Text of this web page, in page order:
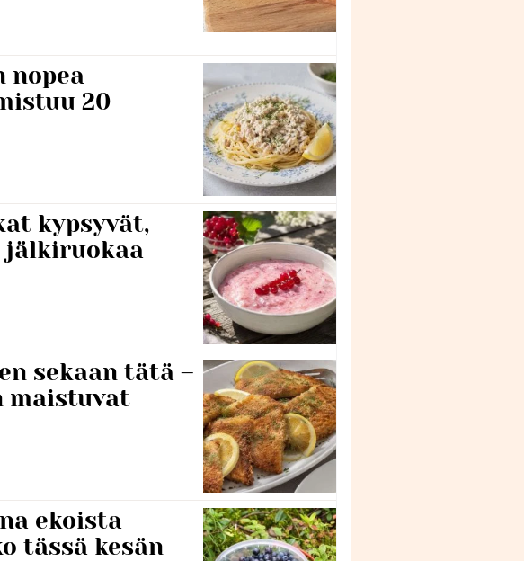
nopea
20
kypsyvät,
jälkiruokaa
sekaan tätä –
maistuvat
ekoista
tässä kesän